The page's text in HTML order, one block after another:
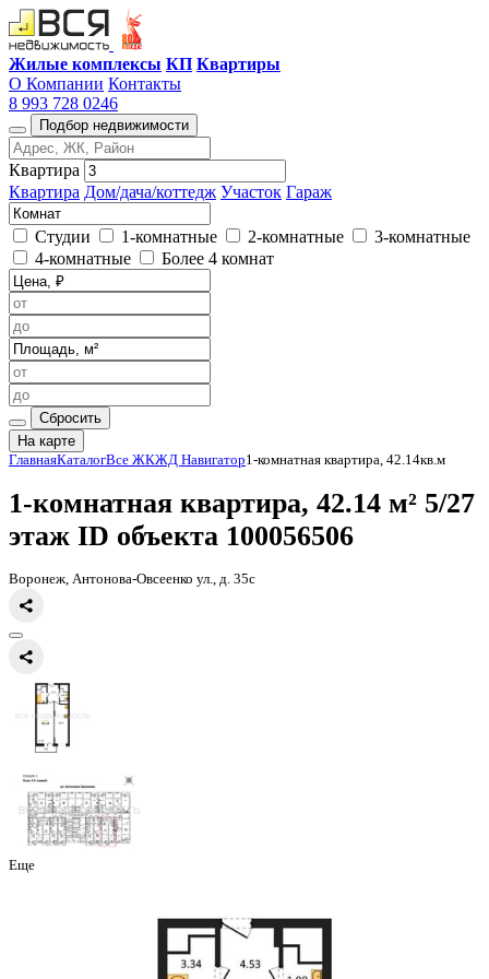
Жилые комплексы КП Квартиры
О Компании Контакты
8 993 728 0246
Подбор недвижимости
Квартира
Квартира Дом/дача/коттедж Участок Гараж
Студии 1-комнатные 2-комнатные
3-комнатные
4-комнатные
Более 4 комнат
Сбросить
На карте
Главная КаталогВсе ЖК ЖД Навигатор
1-комнатная квартира, 42.14
этаж
Воронеж, Антонова-Овсеенко ул., д. 35с